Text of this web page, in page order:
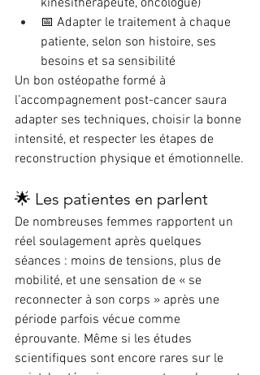
kinésithérapeute, oncologue)
📅 Adapter le traitement à chaque
patiente, selon son histoire, ses
besoins et sa sensibilité
Un bon ostéopathe formé à
l’accompagnement post-cancer saura
adapter ses techniques, choisir la bonne
intensité, et respecter les étapes de
reconstruction physique et émotionnelle.
🌟 Les patientes en parlent
De nombreuses femmes rapportent un
réel soulagement après quelques
séances : moins de tensions, plus de
mobilité, et une sensation de « se
reconnecter à son corps » après une
période parfois vécue comme
éprouvante. Même si les études
scientifiques sont encore rares sur le